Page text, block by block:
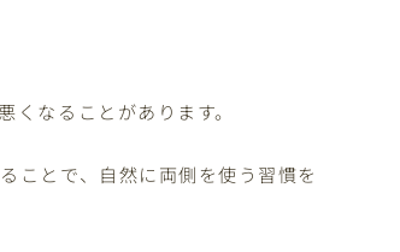
なることがあります。
ことで、自然に両側を使う習慣を